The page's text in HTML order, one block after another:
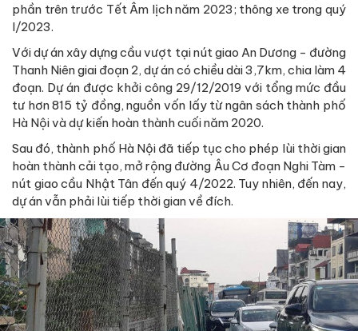
phần trên trước Tết Âm lịch năm 2023; thông xe trong quý
I/2023.
Với dự án xây dựng cầu vượt tại nút giao An Dương - đường
Thanh Niên giai đoạn 2, dự án có chiều dài 3,7km, chia làm 4
đoạn. Dự án được khởi công 29/12/2019 với tổng mức đầu
tư hơn 815 tỷ đồng, nguồn vốn lấy từ ngân sách thành phố
Hà Nội và dự kiến hoàn thành cuối năm 2020.
Sau đó, thành phố Hà Nội đã tiếp tục cho phép lùi thời gian
hoàn thành cải tạo, mở rộng đường Âu Cơ đoạn Nghi Tàm -
nút giao cầu Nhật Tân đến quý 4/2022. Tuy nhiên, đến nay,
dự án vẫn phải lùi tiếp thời gian về đích.